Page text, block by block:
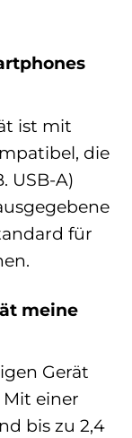
ist mit
die
USB-A)
für
meine
Gerät
einer
bis zu 2,4